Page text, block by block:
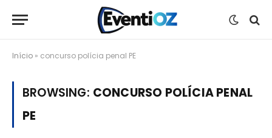
Início » concurso polícia penal PE
BROWSING: CONCURSO POLÍCIA PENAL
PE